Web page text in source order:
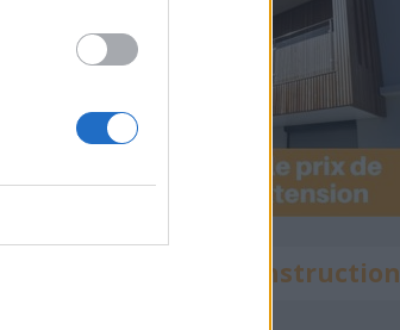
Calculette Construction